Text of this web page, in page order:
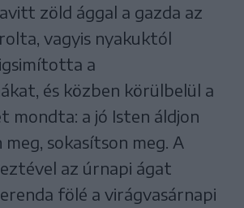
zöld ággal a gazda az
vagyis nyakuktól
a
és közben körülbelül a
mondta: a jó Isten áldjon
sokasítson meg. A
az úrnapi ágat
fölé a virágvasárnapi